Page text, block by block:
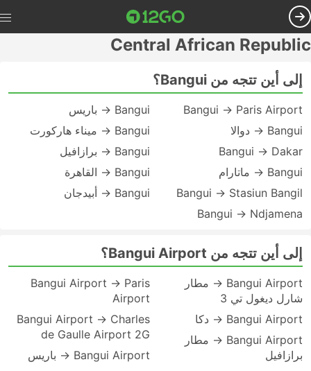
Central African Republic
إلى أين تتجه من Bangui؟
Bangui → Paris Airport
Bangui → دوالا
Bangui → Dakar
Bangui → ماتارام
Bangui → Stasiun Bangil
Bangui → Ndjamena
Bangui → باريس
Bangui → ميناء هاركورت
Bangui → برازافيل
Bangui → القاهرة
Bangui → أبيدجان
إلى أين تتجه من Bangui Airport؟
Bangui Airport → مطار
شارل ديغول تي 3
Bangui Airport → دكا
Bangui Airport → مطار
برازافيل
Bangui Airport → Paris
Airport
Bangui Airport → Charles
de Gaulle Airport 2G
Bangui Airport → باريس